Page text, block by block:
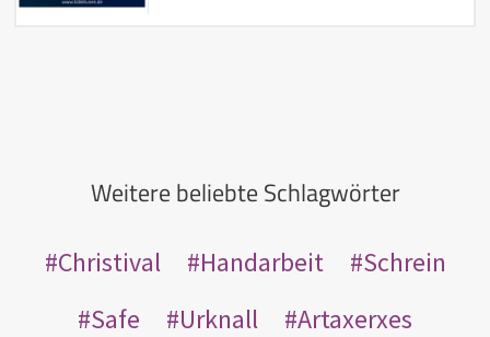
Weitere beliebte Schlagwörter
Christival Handarbeit
Schrein
Safe
Urknall
Artaxerxes